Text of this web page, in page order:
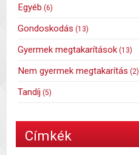
Egyéb (6)
Gondoskodás (13)
Gyermek megtakarítások (13)
Nem gyermek megtakarítás (2)
Tandíj (5)
Címkék